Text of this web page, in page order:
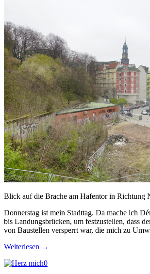
Blick auf die Brache am Hafentor in Richtung
Donnerstag ist mein Stadttag. Da mache ich
bis Landungsbrücken, um festzustellen, dass
von Baustellen versperrt war, die mich zu
Weiterlesen →
0